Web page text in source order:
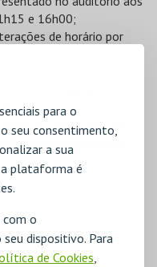
para o
seu consentimento,
a sua
a plataforma é
com o
dispositivo. Para
de Cookies
e 16h00;
de horário por
bilhete garante o
a exposiçãoO
de um Ícone
evento/o-